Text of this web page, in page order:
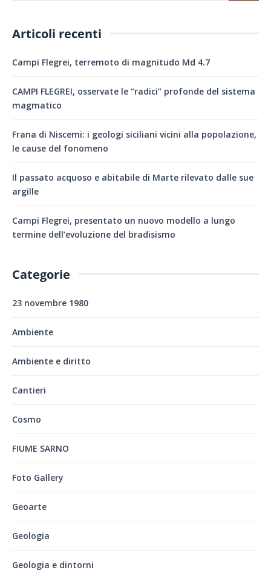
Articoli recenti
Campi Flegrei, terremoto di magnitudo Md 4.7
CAMPI FLEGREI, osservate le “radici” profonde del sistema
magmatico
Frana di Niscemi: i geologi siciliani vicini alla popolazione,
le cause del fonomeno
Il passato acquoso e abitabile di Marte rilevato dalle sue
argille
Campi Flegrei, presentato un nuovo modello a lungo
termine dell’evoluzione del bradisismo
Categorie
23 novembre 1980
Ambiente
Ambiente e diritto
Cantieri
Cosmo
FIUME SARNO
Foto Gallery
Geoarte
Geologia
Geologia e dintorni